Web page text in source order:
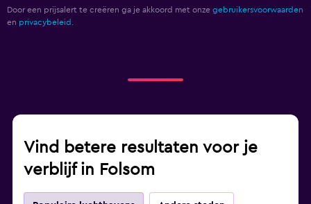
Door een prijsalert te creëren ga je akkoord met onze gebruikersvoorwaarden
en privacybeleid.
Vind betere resultaten voor je
verblijf in Folsom